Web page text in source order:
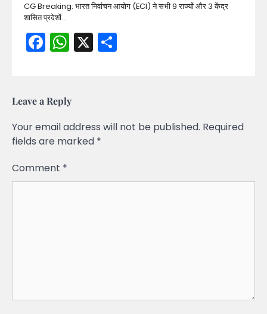
CG Breaking: भारत निर्वाचन आयोग (ECI) ने सभी 9 राज्यों और 3 केंद्र
शासित प्रदेशों…
Facebook
WhatsApp
X
Leave a Reply
Your email address will not be published. Required
fields are marked *
Comment *